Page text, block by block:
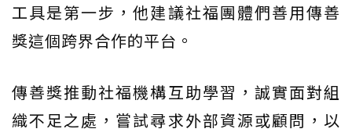
工具是第一步，他建議社福團體們善用傳善
獎這個跨界合作的平台。
傳善獎推動社福機構互助學習，誠實面對組
織不足之處，嘗試尋求外部資源或顧問，以